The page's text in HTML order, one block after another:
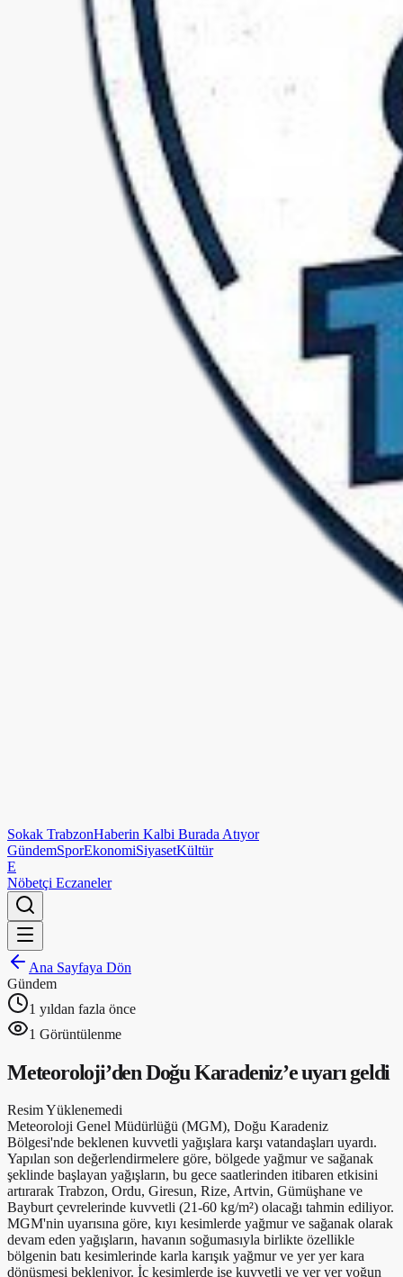
Sokak TrabzonHaberin Kalbi Burada Atıyor
GündemSporEkonomiSiyasetKültür
E
Nöbetçi Eczaneler
Ana Sayfaya Dön
Gündem
1 yıldan fazla önce
1 Görüntülenme
Meteoroloji’den Doğu Karadeniz’e uyarı geldi
Resim Yüklenemedi
Meteoroloji Genel Müdürlüğü (MGM), Doğu Karadeniz
Bölgesi'nde beklenen kuvvetli yağışlara karşı vatandaşları uyardı.
Yapılan son değerlendirmelere göre, bölgede yağmur ve sağanak
şeklinde başlayan yağışların, bu gece saatlerinden itibaren etkisini
artırarak Trabzon, Ordu, Giresun, Rize, Artvin, Gümüşhane ve
Bayburt çevrelerinde kuvvetli (21-60 kg/m²) olacağı tahmin ediliyor.
MGM'nin uyarısına göre, kıyı kesimlerde yağmur ve sağanak olarak
devam eden yağışların, havanın soğumasıyla birlikte özellikle
bölgenin batı kesimlerinde karla karışık yağmur ve yer yer kara
dönüşmesi bekleniyor. İç kesimlerde ise kuvvetli ve yer yer yoğun